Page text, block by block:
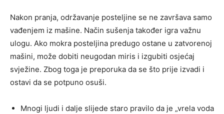
Nakon pranja, održavanje posteljine se ne završava samo
vađenjem iz mašine. Način sušenja također igra važnu
ulogu. Ako mokra posteljina predugo ostane u zatvorenoj
mašini, može dobiti neugodan miris i izgubiti osjećaj
svježine. Zbog toga je preporuka da se što prije izvadi i
ostavi da se potpuno osuši.
Mnogi ljudi i dalje slijede staro pravilo da je „vrela voda